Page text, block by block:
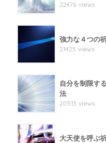
22476 views
強力な４つの
21425 views
自分を制限す
法
20513 views
大天使を呼ぶ